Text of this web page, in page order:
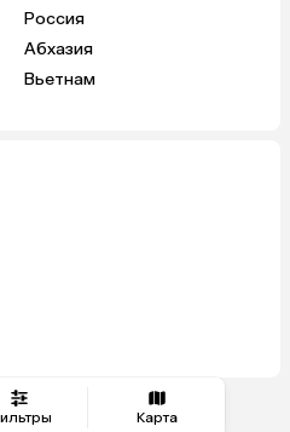
Карта
Россия
Абхазия
Вьетнам